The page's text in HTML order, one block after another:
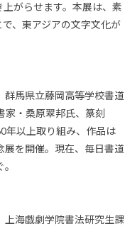
がらせます。本展は、素
、東アジアの文字文化が
群馬県立藤岡高等学校書道
・桑原翠邦氏、篆刻
年以上取り組み、作品は
展を開催。現在、毎日書道
上海戯劇学院書法研究生課